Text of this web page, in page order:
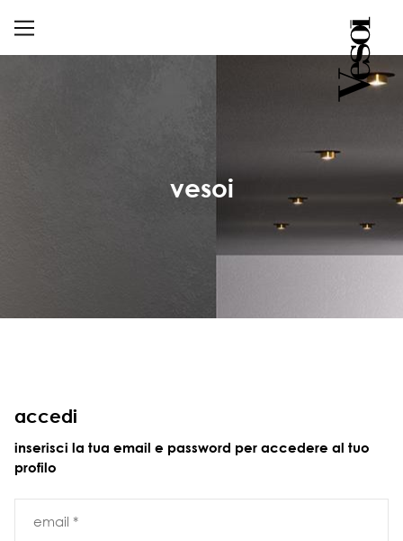
vesoi
accedi
inserisci la tua email e password per accedere al tuo
profilo